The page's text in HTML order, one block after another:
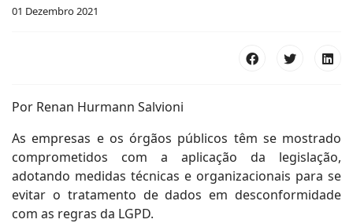
01 Dezembro 2021
Por Renan Hurmann Salvioni
As empresas e os órgãos públicos têm se mostrado
comprometidos com a aplicação da legislação,
adotando medidas técnicas e organizacionais para se
evitar o tratamento de dados em desconformidade
com as regras da LGPD.